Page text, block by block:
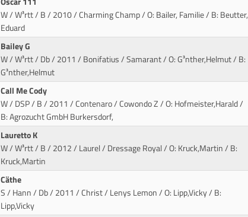
W / W³rtt / B / 2010 / Charming Champ/ O: Bailer, Familie / B: Beutter,
Eduard
Bailey G
W / W³rtt / Db / 2011 / Bonifatius / Samarant/ O: G³nther,Helmut / B:
G³nther,Helmut
Call Me Cody
W / DSP / B / 2011 / Contenaro / Cowondo Z/ O: Hofmeister,Harald /
B: Agrozucht GmbH Burkersdorf,
Lauretto K
W / W³rtt / B / 2012 / Laurel / Dressage Royal/ O: Kruck,Martin / B:
Kruck,Martin
Cäthe
S / Hann / Db / 2011 / Christ / Lenys Lemon/ O: Lipp,Vicky / B:
Lipp,Vicky